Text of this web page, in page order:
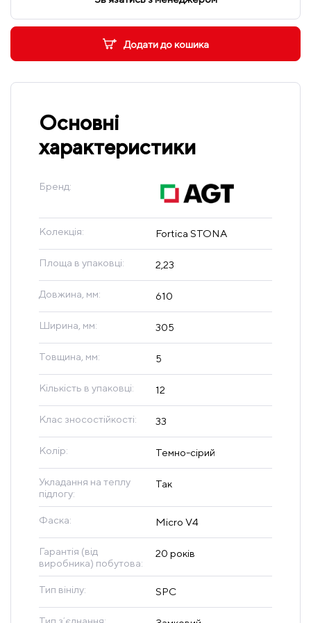
Додати до кошика
Основні
характеристики
Бренд:
Колекція: Fortica STONA
Площа в упаковці: 2,23
Довжина, мм: 610
Ширина, мм: 305
Товщина, мм: 5
Кількість в упаковці: 12
Клас зносостійкості: 33
Колір: Темно-сірий
Укладання на теплу
підлогу:
Так
Фаска: Micro V4
Гарантія (від
виробника) побутова:
20 років
Тип вінілу: SPC
Тип зʼєднання: